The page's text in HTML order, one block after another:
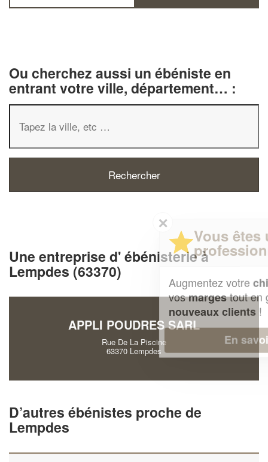
Ou cherchez aussi un ébéniste en
entrant votre ville, département… :
Une entreprise d' ébénisterie à
Lempdes (63370)
APPLI POUDRES SARL
Rue De La Piscine
63370 Lempdes
D’autres ébénistes proche de
Lempdes
Vous êtes un
professionnel ?
Augmentez votre chiffre d'affaireset
vosmargestout en gagnant de
!
En savoir plus